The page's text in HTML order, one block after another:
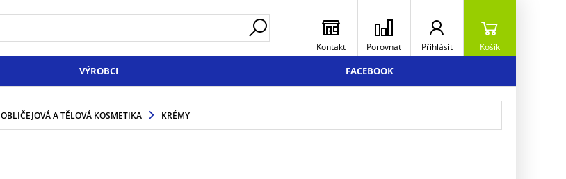
Kontakt Porovnat Přihlásit Košík
VÝROBCI FACEBOOK
OBLIČEJOVÁ A TĚLOVÁ KOSMETIKA KRÉMY